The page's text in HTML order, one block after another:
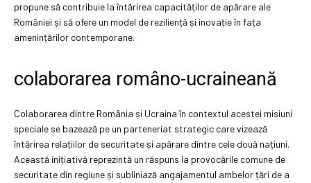
propune să contribuie la întărirea capacităților de apărare ale
României și să ofere un model de reziliență și inovație în fața
amenințărilor contemporane.
colaborarea româno-ucraineană
Colaborarea dintre România și Ucraina în contextul acestei misiuni
speciale se bazează pe un parteneriat strategic care vizează
întărirea relațiilor de securitate și apărare dintre cele două națiuni.
Această inițiativă reprezintă un răspuns la provocările comune de
securitate din regiune și subliniază angajamentul ambelor țări de a